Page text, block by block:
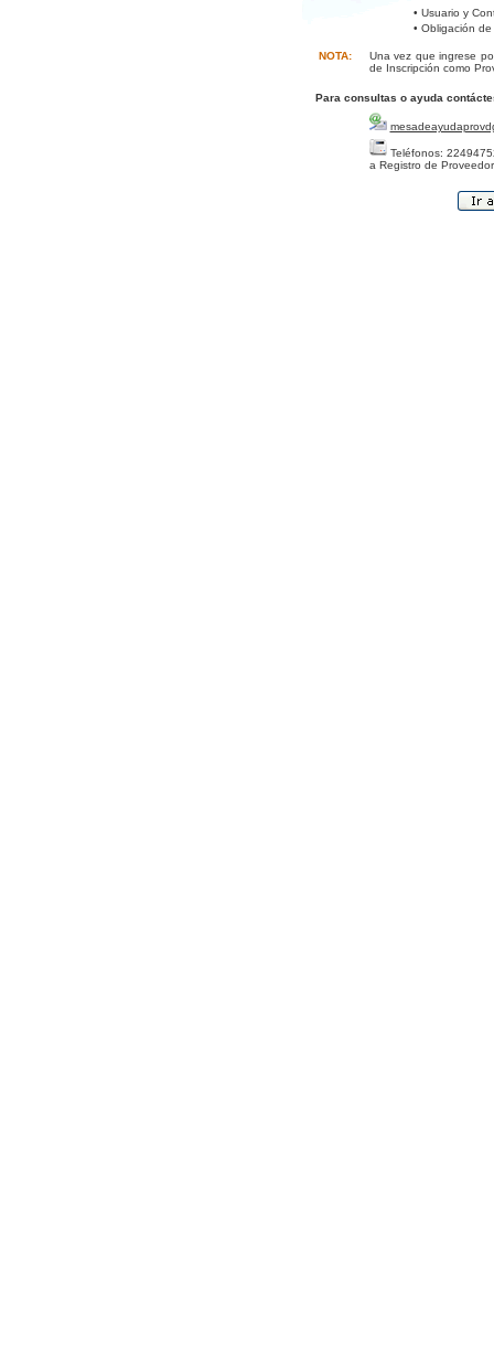
• Usuario y
• Obligación
NOTA:
Una vez que ingrese
de Inscripción como
Para consultas o ayuda
Teléfonos:
a Registro de